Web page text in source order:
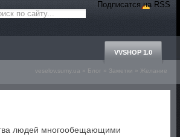
Подписатся на RSS
VVSHOP 1.0
veselov.sumy.ua » Блог » Заметки » Желание
людей многообещающими